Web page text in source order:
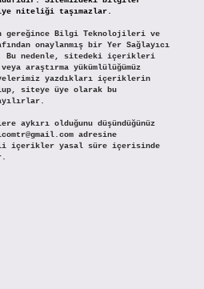
niteliği taşımazlar.
gereğince Bilgi Teknolojileri ve
onaylanmış bir Yer Sağlayıcı
Bu nedenle, sitedeki içerikleri
araştırma yükümlülüğümüz
yazdıkları içeriklerin
siteye üye olarak bu
aykırı olduğunu düşündüğünüz
adresine
içerikler yasal süre içerisinde